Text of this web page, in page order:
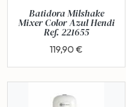
Batidora Milshake
Mixer Color Azul Hendi
Ref. 221655
119,90 €